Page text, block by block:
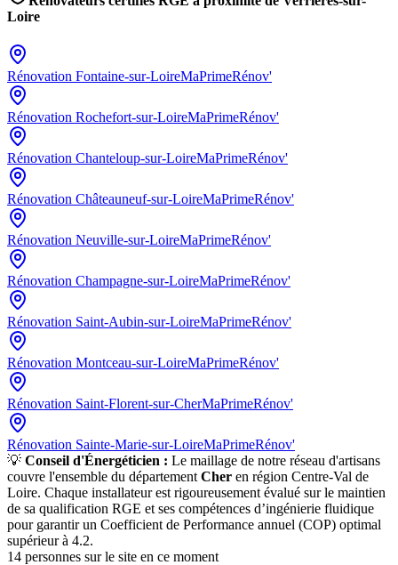
Loire
Rénovation Fontaine-sur-LoireMaPrimeRénov'
Rénovation Rochefort-sur-LoireMaPrimeRénov'
Rénovation Chanteloup-sur-LoireMaPrimeRénov'
Rénovation Châteauneuf-sur-LoireMaPrimeRénov'
Rénovation Neuville-sur-LoireMaPrimeRénov'
Rénovation Champagne-sur-LoireMaPrimeRénov'
Rénovation Saint-Aubin-sur-LoireMaPrimeRénov'
Rénovation Montceau-sur-LoireMaPrimeRénov'
Rénovation Saint-Florent-sur-CherMaPrimeRénov'
Rénovation Sainte-Marie-sur-LoireMaPrimeRénov'
💡 Conseil d'Énergéticien : Le maillage de notre réseau d'artisans
couvre l'ensemble du département Cher en région Centre-Val de
Loire. Chaque installateur est rigoureusement évalué sur le maintien
de sa qualification RGE et ses compétences d’ingénierie fluidique
pour garantir un Coefficient de Performance annuel (COP) optimal
supérieur à 4.2.
14 personnes sur le site en ce moment